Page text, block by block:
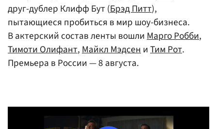
друг-дублер Клифф Бут (Брэд Питт),
пытающиеся пробиться в мир шоу-бизнеса.
В актерский состав ленты вошлиМарго Робби,
Тимоти Олифант,Майкл МэдсениТим Рот.
Премьера в России — 8 августа.